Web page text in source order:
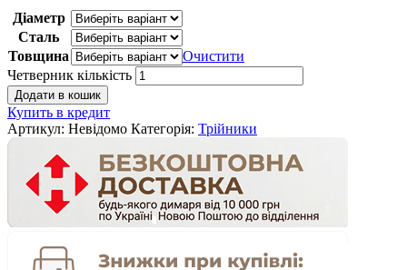
Діаметр
Сталь
Товщина
Очистити
Четверник кількість
Додати в кошик
Купить в кредит
Артикул: Невідомо Категорія: Трійники